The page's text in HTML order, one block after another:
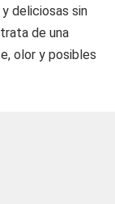
deliciosas sin
de una
olor y posibles